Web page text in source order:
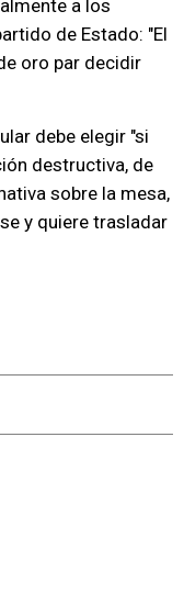
a los
de Estado: "El
oro par decidir
debe elegir "si
destructiva, de
sobre la mesa,
y quiere trasladar